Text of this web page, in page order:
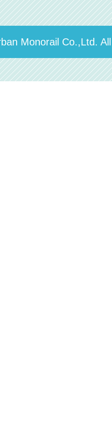
Monorail Co.,Ltd.